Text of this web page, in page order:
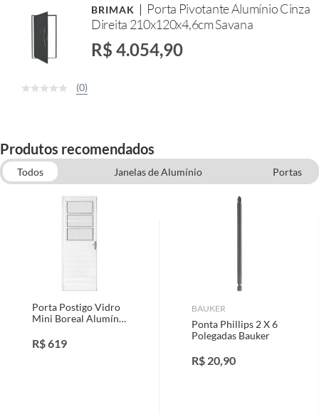
BRIMAK
Porta Pivotante Alumínio Cinza
Direita 210x120x4,6cm Savana
R$ 4.054,90
(0)
Produtos recomendados
Todos Janelas de Alumínio
Portas
Porta Postigo Vidro
Mini Boreal Alumínio
210x80cm
R$619
BAUKER
Ponta Phillips 2 X 6
Polegadas Bauker
R$ 20,90